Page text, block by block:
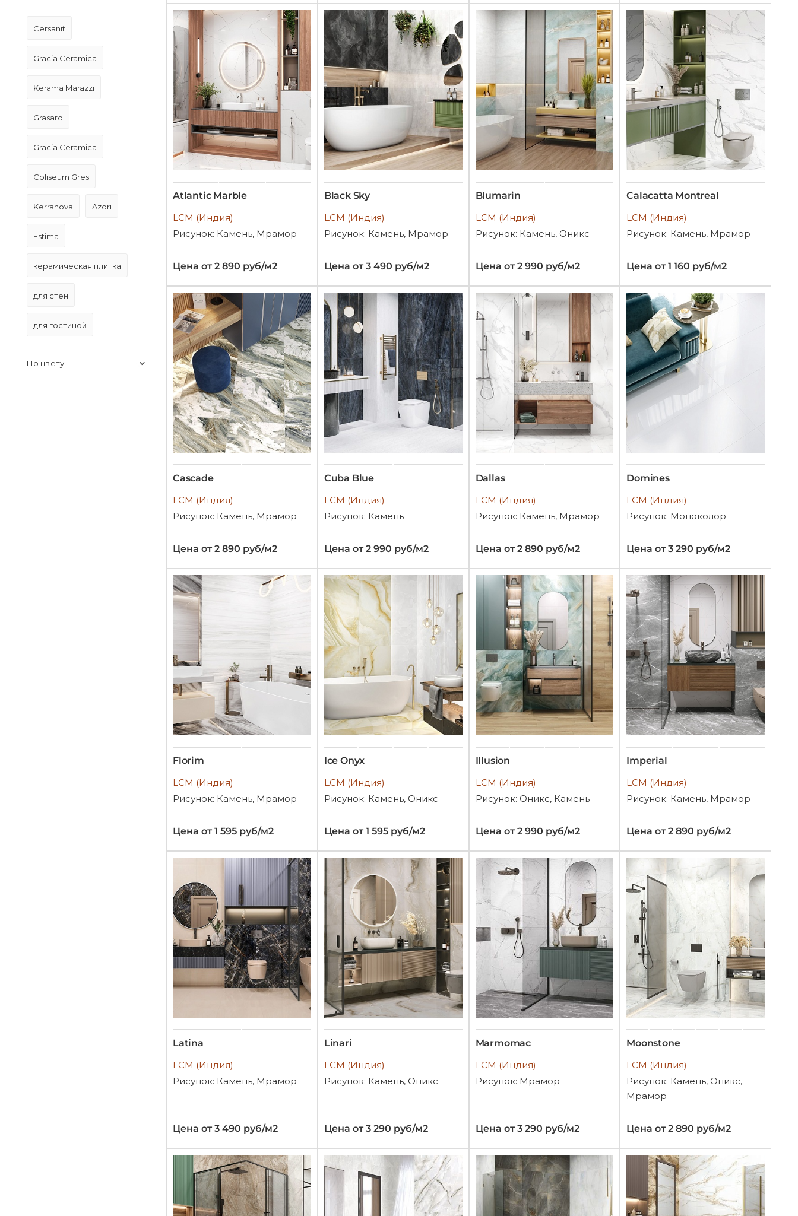
Cersanit
Gracia Ceramica
Kerama Marazzi
Grasaro
Gracia Ceramica
Coliseum Gres
Kerranova Azori
Estima
керамическая плитка
для стен
для гостиной
По цвету
Atlantic Marble
LCM (Индия)
Рисунок: Камень, Мрамор
Цена от 2 890 руб/м2
Black Sky
LCM (Индия)
Рисунок: Камень, Мрамор
Цена от 3 490 руб/м2
Blumarin
LCM (Индия)
Рисунок: Камень, Оникс
Цена от 2 990 руб/м2
Calacatta Montreal
LCM (Индия)
Рисунок: Камень, Мрамор
Цена от 1 160 руб/м2
Cascade
LCM (Индия)
Рисунок: Камень, Мрамор
Цена от 2 890 руб/м2
Cuba Blue
LCM (Индия)
Рисунок: Камень
Цена от 2 990 руб/м2
Dallas
LCM (Индия)
Рисунок: Камень, Мрамор
Цена от 2 890 руб/м2
Domines
LCM (Индия)
Рисунок: Моноколор
Цена от 3 290 руб/м2
Florim
LCM (Индия)
Рисунок: Камень, Мрамор
Цена от 1 595 руб/м2
Ice Onyx
LCM (Индия)
Рисунок: Камень, Оникс
Цена от 1 595 руб/м2
Illusion
LCM (Индия)
Рисунок: Оникс, Камень
Цена от 2 990 руб/м2
Imperial
LCM (Индия)
Рисунок: Камень, Мрамор
Цена от 2 890 руб/м2
Latina
LCM (Индия)
Рисунок: Камень, Мрамор
Цена от 3 490 руб/м2
Linari
LCM (Индия)
Рисунок: Камень, Оникс
Цена от 3 290 руб/м2
Marmomac
LCM (Индия)
Рисунок: Мрамор
Цена от 3 290 руб/м2
Moonstone
LCM (Индия)
Рисунок: Камень, Оникс,
Мрамор
Цена от 2 890 руб/м2